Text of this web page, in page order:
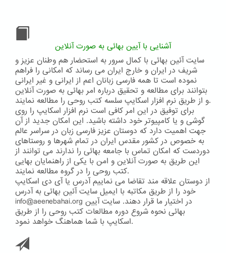
حیوانات
می
کنند
آشنایی با آیین بهائی به صورت آنلاین
سایت آئین بهائی با کمال سرور به استحضار هم وطنان عزیز و
شریف در ایران و خارج ایران می رساند که امکانی را فراهم
نموده است تا همه فارسی زبانان اعم از ایرانی و غیر ایرانی
بتوانند برای مطالعه و تحقیق درباره امر بهائی به صورت آنلاین
و از طریق نرم افزار اسکایپ سلسه کتب روحی را مطالعه نمایند.
برای توفیق در این امر کافی است نرم افزار اسکایپ را روی
گوشی و یا کامپیوتر خود داشته باشید. این امکان جدید از آن
جهت اهمیت دارد که دوستان عزیز فارسی زبان در سراسر عالم
به خصوص در کشور مقدس ایران در تمام شهرها و روستاهای
دوردست که امکان تماس با جامعه بهائی را ندارند می توانند از
این طریق به صورت آنلاین و امن با یکی از راهنمایان بهایی
کتب روحی را در گروه مطالعه نمایند.
از دوستان علاقه مند تقاضا می نماییم آدرس یا آی دی اسکایپ
خود را از طریق مکاتبه با ایمیل سایت آئین بهائی به آدرس
info@aeenebahai.org در اختیار ما قرار دهند. سایت آیین
بهائی نحوه شروع دوره مطالعات کتب روحی را از طریق
اسکایپ با شما هماهنگ خواهد نمود.